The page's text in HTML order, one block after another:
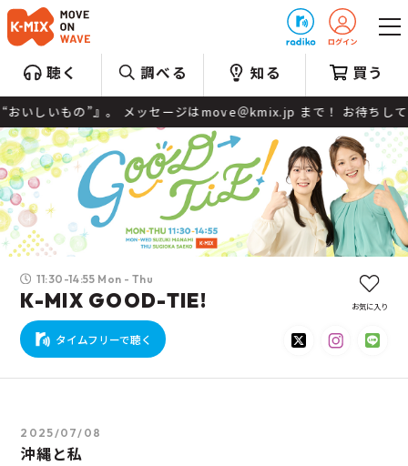
聴く 調べる 知る 買う
ッセージはmove＠kmix.jp まで！ お待ちしております☆彡
11:30-14:55 Mon - Thu
K-MIX GOOD-TIE!
タイムフリーで聴く
お気に入り
2025/07/08
沖縄と私